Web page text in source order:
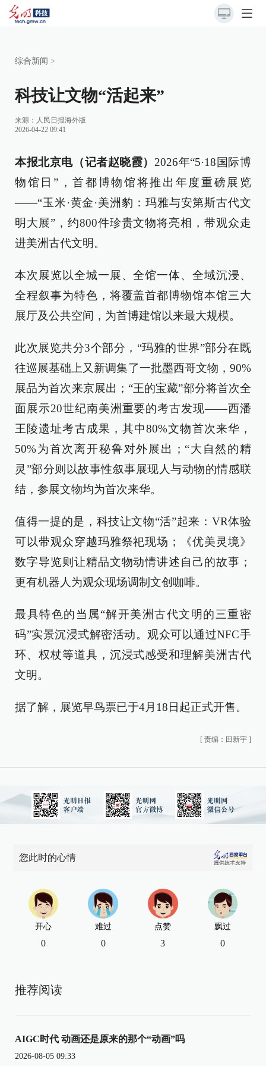
综合新闻 >
科技让文物“活起来”
来源： 人民日报海外版
2026-04-22 09:41
本报北京电（记者赵晓霞） 2026年“5·18国际博
物馆日”，首都博物馆将推出年度重磅展览
——“玉米·黄金·美洲豹：玛雅与安第斯古代文
明大展”，约800件珍贵文物将亮相，带观众走
进美洲古代文明。
本次展览以全城一展、全馆一体、全域沉浸、
全程叙事为特色，将覆盖首都博物馆本馆三大
展厅及公共空间，为首博建馆以来最大规模。
此次展览共分3个部分，“玛雅的世界”部分在既
往巡展基础上又新调集了一批墨西哥文物，90%
展品为首次来京展出；“王的宝藏”部分将首次全
面展示20世纪南美洲重要的考古发现——西潘
王陵遗址考古成果，其中80%文物首次来华，
50%为首次离开秘鲁对外展出；“大自然的精
灵”部分则以故事性叙事展现人与动物的情感联
结，参展文物均为首次来华。
值得一提的是，科技让文物“活”起来：VR体验
可以带观众穿越玛雅祭祀现场；《优美灵境》
数字导览则让精品文物动情讲述自己的故事；
更有机器人为观众现场调制文创咖啡。
最具特色的当属“解开美洲古代文明的三重密
码”实景沉浸式解密活动。观众可以通过NFC手
环、权杖等道具，沉浸式感受和理解美洲古代
文明。
据了解，展览早鸟票已于4月18日起正式开售。
[ 责编：田新宇 ]
您此时的心情
开心
0
难过
0
点赞
3
飘过
0
推荐阅读
AIGC时代 动画还是原来的那个“动画”吗
2026-08-05 09:33